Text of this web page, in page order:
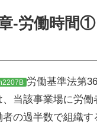
-労働時間
労働基準法第
当該事業場に労
の過半数で組織